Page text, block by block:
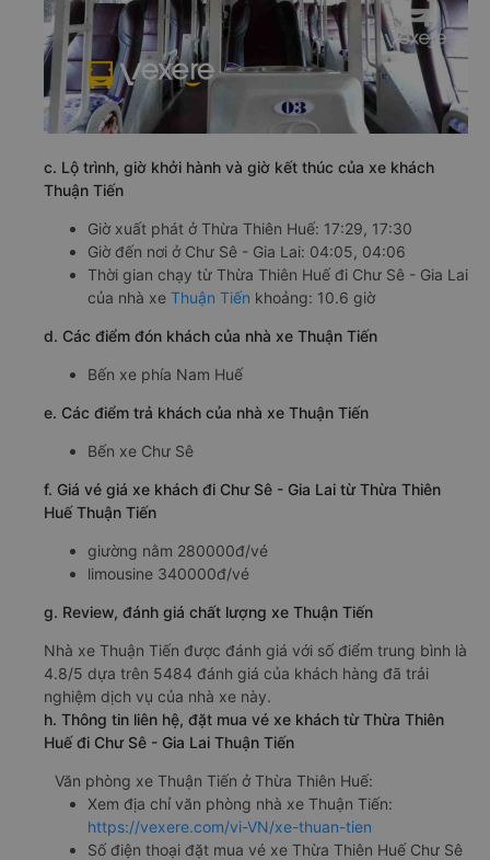
c. Lộ trình, giờ khởi hành và giờ kết thúc của xe khách
Thuận Tiến
Giờ xuất phát ở Thừa Thiên Huế: 17:29, 17:30
Giờ đến nơi ở Chư Sê - Gia Lai: 04:05, 04:06
Thời gian chạy từ Thừa Thiên Huế đi Chư Sê - Gia Lai
của nhà xe Thuận Tiến khoảng: 10.6 giờ
d. Các điểm đón khách của nhà xe Thuận Tiến
Bến xe phía Nam Huế
e. Các điểm trả khách của nhà xe Thuận Tiến
Bến xe Chư Sê
f. Giá vé giá xe khách đi Chư Sê - Gia Lai từ Thừa Thiên
Huế Thuận Tiến
giường nằm 280000đ/vé
limousine 340000đ/vé
g. Review, đánh giá chất lượng xe Thuận Tiến
Nhà xe Thuận Tiến được đánh giá với số điểm trung bình là
4.8/5 dựa trên 5484 đánh giá của khách hàng đã trải
nghiệm dịch vụ của nhà xe này.
h. Thông tin liên hệ, đặt mua vé xe khách từ Thừa Thiên
Huế đi Chư Sê - Gia Lai Thuận Tiến
Văn phòng xe Thuận Tiến ở Thừa Thiên Huế:
Xem địa chỉ văn phòng nhà xe Thuận Tiến:
https://vexere.com/vi-VN/xe-thuan-tien
Số điện thoại đặt mua vé xe Thừa Thiên Huế Chư Sê